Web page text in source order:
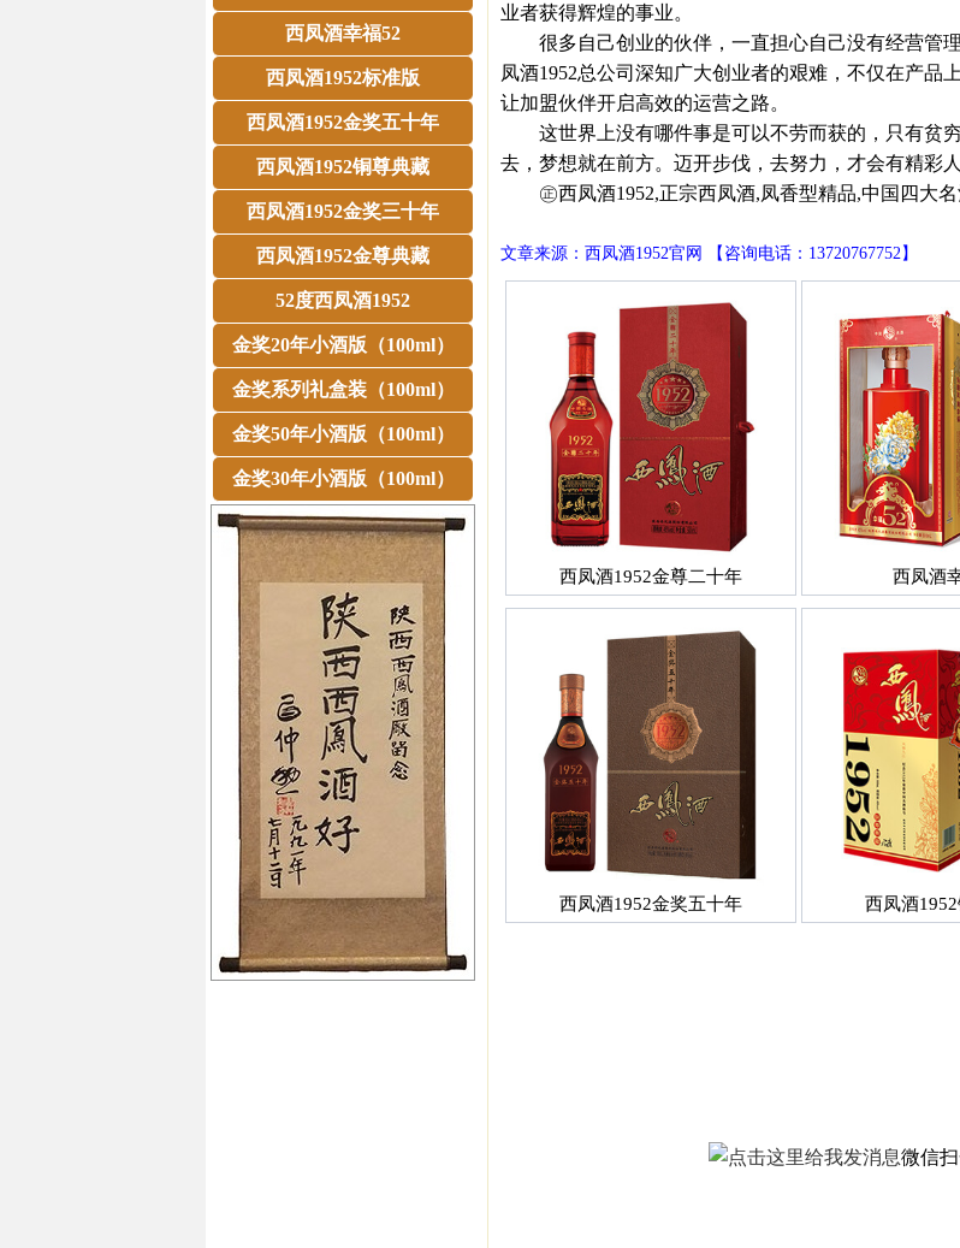
西凤酒幸福52
西凤酒1952标准版
西凤酒1952金奖五十年
西凤酒1952铜尊典藏
西凤酒1952金奖三十年
西凤酒1952金尊典藏
52度西凤酒1952
金奖20年小酒版（100ml）
金奖系列礼盒装（100ml）
金奖50年小酒版（100ml）
金奖30年小酒版（100ml）
业者获得辉煌的事业。
很多自己创业的伙伴，一直担心自己没有经营管
凤酒1952总公司深知广大创业者的艰难，不仅在产品
让加盟伙伴开启高效的运营之路。
这世界上没有哪件事是可以不劳而获的，只有贫
去，梦想就在前方。迈开步伐，去努力，才会有精彩人
㊣西凤酒1952,正宗西凤酒,凤香型精品,中国四大名
文章来源：西凤酒1952官网 【咨询电话：13720767752】
西凤酒1952金尊二十年 西凤酒
西凤酒1952金奖五十年 西凤酒
微信